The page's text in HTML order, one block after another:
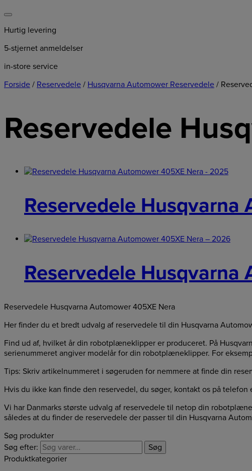
Hurtig levering
5-stjernet anmeldelser
in-store service
Forside / Reservedele / Husqvarna Automower Reservedele /
Reservedele
Reservedele
Reservedele
Reservedele Husqvarna Automower 405XE Nera
Her finder du et bredt udvalg af reservedele til din Husqvarna
Find ud af, hvilket år din robotplæneklipper er produceret. På
serienummeret angiver modelår for din robotplæneklipper. For
Tips: Skriv artikelnummeret i søgeruden for nemmere at finde din
Hvis du ikke kan finde den reservedel, du søger, kontakt os på telefon
Vi har Danmarks største udvalg af reservedele til netop din
således at du finder de reservedele der passer til din Husqvarna
Søg produkter
Søg efter:
Søg
Produktkategorier